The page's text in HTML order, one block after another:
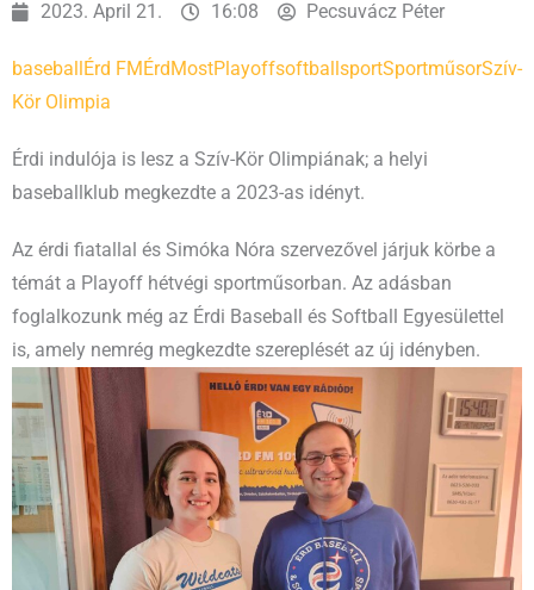
2023. April 21. 16:08 Pecsuvácz Péter
baseball Érd FM ÉrdMostPlayoffsoftball sportSportműsorSzív-
Kör Olimpia
Érdi indulója is lesz a Szív-Kör Olimpiának; a helyi
baseballklub megkezdte a 2023-as idényt.
Az érdi fiatallal és Simóka Nóra szervezővel járjuk körbe a
témát a Playoff hétvégi sportműsorban. Az adásban
foglalkozunk még az Érdi Baseball és Softball Egyesülettel
is, amely nemrég megkezdte szereplését az új idényben.